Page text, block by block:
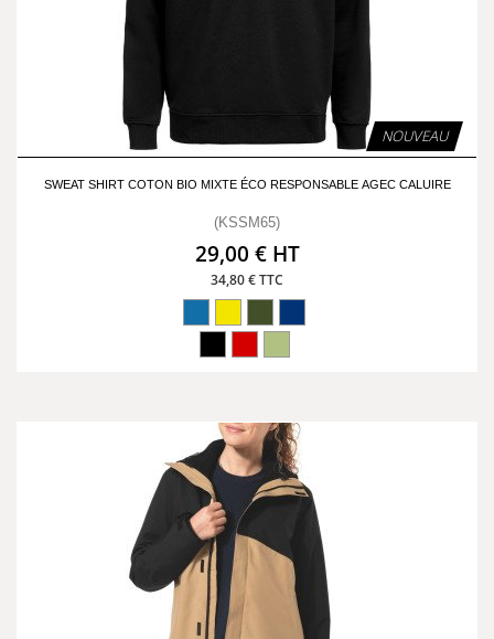
NOUVEAU
SWEAT SHIRT COTON BIO MIXTE ÉCO RESPONSABLE AGEC CALUIRE
(KSSM65)
29,00 € HT
34,80 € TTC